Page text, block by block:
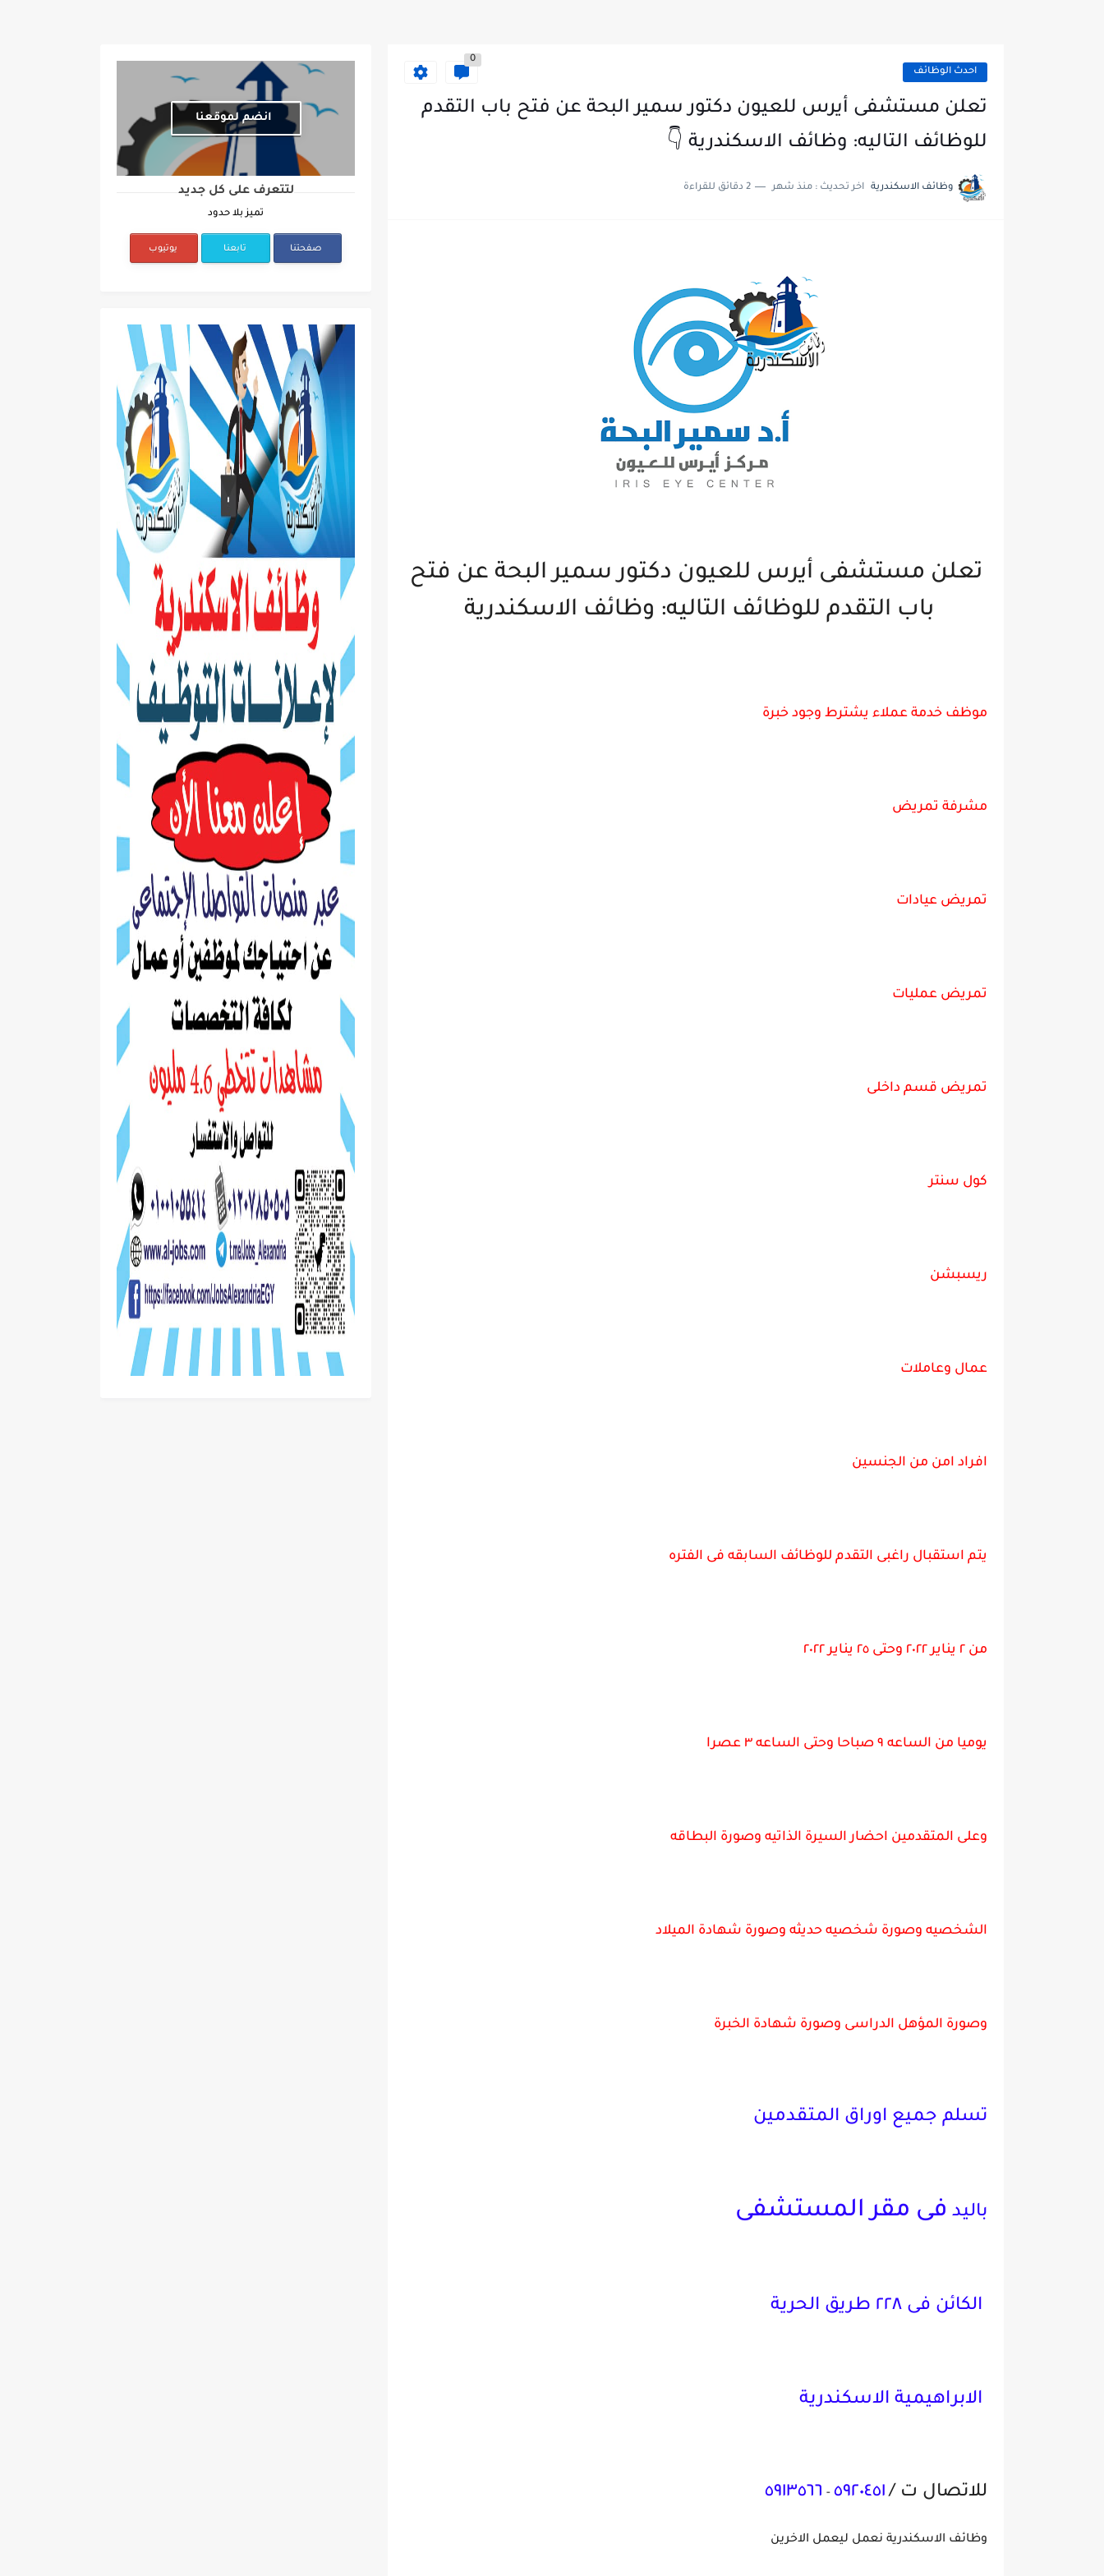
احدث الوظائف
0
تعلن مستشفى أيرس للعيون دكتور سمير البحة عن فتح باب التقدم
للوظائف التاليه: وظائف الاسكندرية 👇
وظائف الاسكندرية اخر تحديث : منذ شهر 2 دقائق للقراءة
تعلن مستشفى أيرس للعيون دكتور سمير البحة عن فتح
باب التقدم للوظائف التاليه: وظائف الاسكندرية
موظف خدمة عملاء يشترط وجود خبرة
مشرفة تمريض
تمريض عيادات
تمريض عمليات
تمريض قسم داخلى
كول سنتر
ريسبشن
عمال وعاملات
افراد امن من الجنسين
يتم استقبال راغبى التقدم للوظائف السابقه فى الفتره
من ٢ يناير ٢٠٢٢ وحتى ٢٥ يناير ٢٠٢٢
يوميا من الساعه ٩ صباحا وحتى الساعه ٣ عصرا
وعلى المتقدمين احضار السيرة الذاتيه وصورة البطاقه
الشخصيه وصورة شخصيه حديثه وصورة شهادة الميلاد
وصورة المؤهل الدراسى وصورة شهادة الخبرة
تسلم جميع اوراق المتقدمين
باليد فى مقر المستشفى
الكائن فى ٢٢٨ طريق الحرية
الابراهيمية الاسكندرية
للاتصال ت / ٥٩٢٠٤٥١ - ٥٩١٣٥٦٦
وظائف الاسكندرية نعمل ليعمل الاخرين
انضم لموقعنا
لتتعرف على كل جديد
تميز بلا حدود
صفحتنا تابعنا يوتيوب